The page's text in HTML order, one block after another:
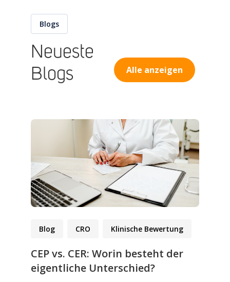
Blogs
Neueste
Blogs
Alle anzeigen
Blog CRO Klinische Bewertung
CEP vs. CER: Worin besteht der
eigentliche Unterschied?